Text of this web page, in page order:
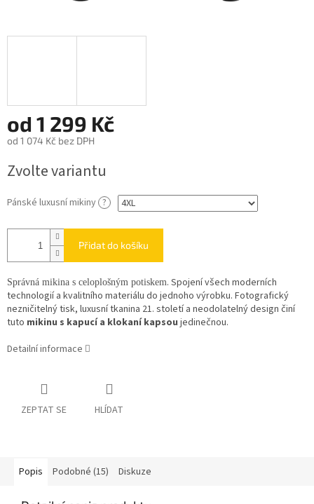
od 1 299 Kč
od 1 074 Kč bez DPH
cena:
Zvolte variantu
Pánské luxusní mikiny ?
Přidat do košíku
Správná mikina s celoplošným potiskem. Spojení všech moderních
technologií a kvalitního materiálu do jednoho výrobku. Fotografický
nezničitelný tisk, luxusní tkanina 21. století a neodolatelný design činí
tuto mikinu s kapucí a klokaní kapsou jedinečnou.
Detailní informace
ZEPTAT SE HLÍDAT
Popis Podobné (15) Diskuze